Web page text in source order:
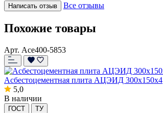
Написать отзыв Все отзывы
Похожие товары
Арт. Ace400-5853
Асбестоцементная плита АЦЭИД 300x150x4
5,0
В наличии
ГОСТ ТУ